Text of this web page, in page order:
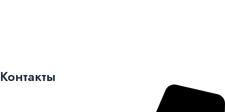
Контакты